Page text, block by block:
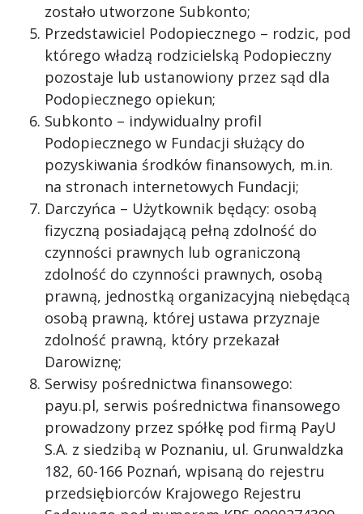
zostało utworzone Subkonto;
Przedstawiciel Podopiecznego – rodzic, pod
którego władzą rodzicielską Podopieczny
pozostaje lub ustanowiony przez sąd dla
Podopiecznego opiekun;
Subkonto – indywidualny profil
Podopiecznego w Fundacji służący do
pozyskiwania środków finansowych, m.in.
na stronach internetowych Fundacji;
Darczyńca – Użytkownik będący: osobą
fizyczną posiadającą pełną zdolność do
czynności prawnych lub ograniczoną
zdolność do czynności prawnych, osobą
prawną, jednostką organizacyjną niebędącą
osobą prawną, której ustawa przyznaje
zdolność prawną, który przekazał
Darowiznę;
Serwisy pośrednictwa finansowego:
payu.pl, serwis pośrednictwa finansowego
prowadzony przez spółkę pod firmą PayU
S.A. z siedzibą w Poznaniu, ul. Grunwaldzka
182, 60-166 Poznań, wpisaną do rejestru
przedsiębiorców Krajowego Rejestru